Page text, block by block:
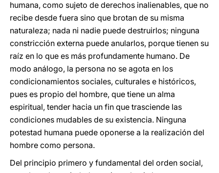
humana, como sujeto de derechos inalienables, que no
recibe desde fuera sino que brotan de su misma
naturaleza; nada ni nadie puede destruirlos; ninguna
constricción externa puede anularlos, porque tienen su
raíz en lo que es más profundamente humano. De
modo análogo, la persona no se agota en los
condicionamientos sociales, culturales e históricos,
pues es propio del hombre, que tiene un alma
espiritual, tender hacia un fin que trasciende las
condiciones mudables de su existencia. Ninguna
potestad humana puede oponerse a la realización del
hombre como persona.
Del principio primero y fundamental del orden social,